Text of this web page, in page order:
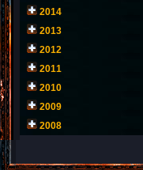
2014
2013
2012
2011
2010
2009
2008